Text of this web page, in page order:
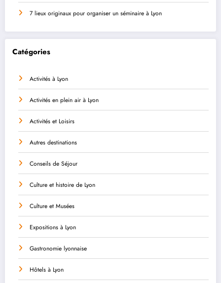
7 lieux originaux pour organiser un séminaire à Lyon
Catégories
Activités à Lyon
Activités en plein air à Lyon
Activités et Loisirs
Autres destinations
Conseils de Séjour
Culture et histoire de Lyon
Culture et Musées
Expositions à Lyon
Gastronomie lyonnaise
Hôtels à Lyon